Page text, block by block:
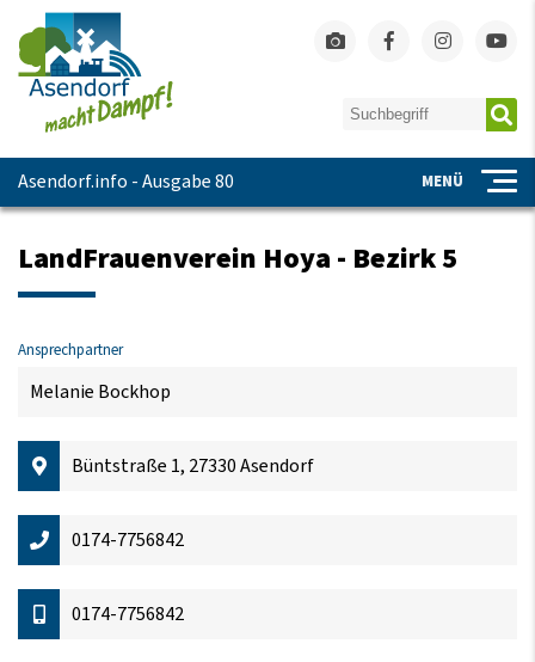
Asendorf.info - Ausgabe 80 MENÜ
LandFrauenverein Hoya - Bezirk 5
Ansprechpartner
Melanie Bockhop
Büntstraße 1, 27330 Asendorf
0174-7756842
0174-7756842